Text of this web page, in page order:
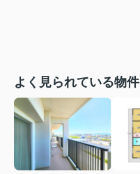
よく見られている物件